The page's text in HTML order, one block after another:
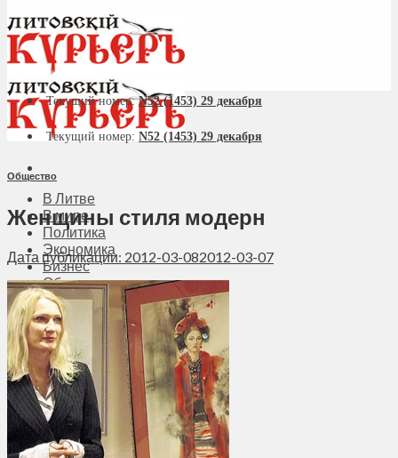
В Литве
В мире
Политика
Экономика
Бизнес
Общество
Мнения
Вильнюс
Клайпеда
Висагинас
Регионы
Соседи
Транспорт
Выбор читателей
Калейдоскоп
Армия
Текущий номер:N52 (1453) 29 декабря
Текущий номер: N52 (1453) 29 декабря
Общество
Женщины стиля модерн
Дата публикации: 2012-03-082012-03-07